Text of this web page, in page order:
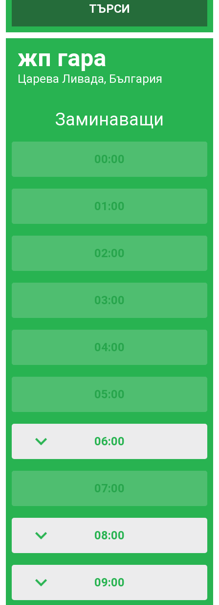
ТЪРСИ
жп гара
Царева Ливада, България
Заминаващи
00:00
01:00
02:00
03:00
04:00
05:00
06:00
07:00
08:00
09:00